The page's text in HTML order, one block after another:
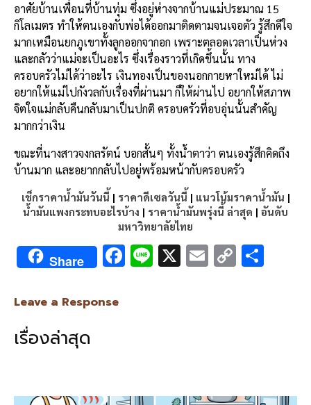
อาศัยบ้านเพื่อนที่บ้านทุ่ม ซึ่งอยู่ห่างจากบ้านแม่ประมาณ 15
กิโลเมตร ทำให้ตนเองกับพ่อได้ออกมาติดตามจนเจอตัว รู้สึกดีใจ
มากเหมือนยกภูเขาทั้งลูกออกจากอก เพราะตลอดเวลาเป็นห่วง
และกลัวว่าแม่จะเป็นอะไร ซึ่งเรื่องราวที่เกิดขึ้นนั้น ทาง
ครอบครัวไม่ได้ว่าอะไร เงินทองเป็นของนอกกายหาใหม่ได้ ไม่
อยากให้แม่ไปกังวลกับเรื่องที่ผ่านมา ก็ให้ผ่านไป อยากให้สภาพ
จิตใจแม่กลับคืนกลับมาเป็นปกติ ครอบครัวที่อบอุ่นนั้นสำคัญ
มากกว่าเงิน
ขณะที่นางสาวจงกลรัตน์ บอกสั้นๆ ทั้งน้ำตาว่า ตนเองรู้สึกคิดถึง
บ้านมาก และอยากกลับไปอยู่พร้อมหน้ากับครอบครัว
เช็กราคาน้ำมันวันนี้ | ราคาดีเซลวันนี้ | แนวโน้มราคาน้ำมัน |
น้ำมันแพงกระทบอะไรบ้าง | ราคาน้ำมันพรุ่งนี้ ล่าสุด | อันดับ
มหาวิทยาลัยไทย
Share F
k
Li X E C
Leave a Response
เรื่องล่าสุด